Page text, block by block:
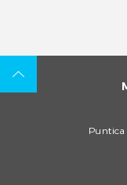
Puntica